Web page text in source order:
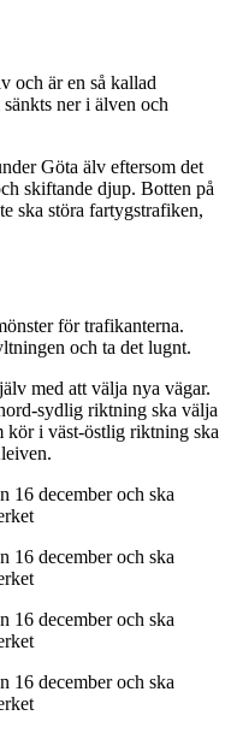
och är en så kallad
ner i älven och
Göta älv eftersom det
skiftande djup. Botten på
ska störa fartygstrafiken,
för trafikanterna.
och ta det lugnt.
med att välja nya vägar.
sydlig riktning ska välja
kör i väst-östlig riktning ska
16 december och ska
16 december och ska
16 december och ska
16 december och ska